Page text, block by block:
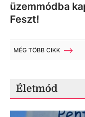
üzemmódba
Feszt!
MÉG TÖBB CIKK
Életmód